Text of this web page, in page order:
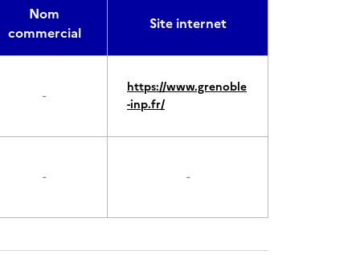
Nom
commercial
Site internet
-
https://www.grenoble
-inp.fr/
- -